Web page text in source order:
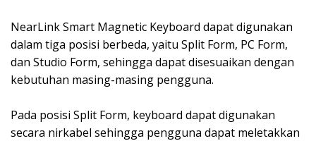
NearLink Smart Magnetic Keyboard dapat digunakan
dalam tiga posisi berbeda, yaitu Split Form, PC Form,
dan Studio Form, sehingga dapat disesuaikan dengan
kebutuhan masing-masing pengguna.
Pada posisi Split Form, keyboard dapat digunakan
secara nirkabel sehingga pengguna dapat meletakkan